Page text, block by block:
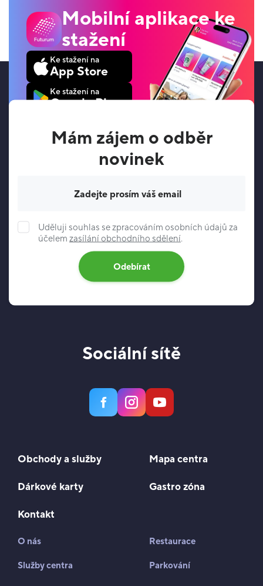
Mobilní aplikace ke
stažení
Ke stažení na
App Store
Ke stažení na
Google Play
Mám zájem o odběr
novinek
Uděluji souhlas se zpracováním osobních údajů za
účelem zasílání obchodního sdělení.
Odebírat
Sociální sítě
Obchody a služby Mapa centra
Dárkové karty Gastro zóna
Kontakt
O nás Restaurace
Služby centra Parkování